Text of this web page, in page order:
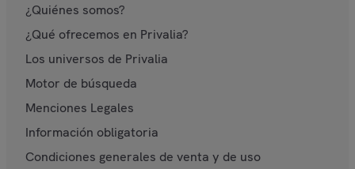
¿Quiénes somos?
¿Qué ofrecemos en Privalia?
Los universos de Privalia
Motor de búsqueda
Menciones Legales
Información obligatoria
Condiciones generales de venta y de uso